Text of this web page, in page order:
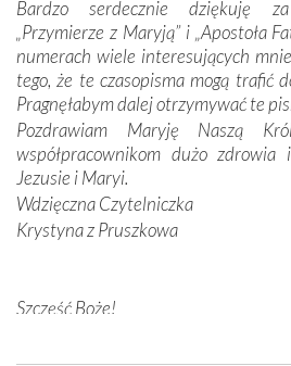
nieszczęściem i śmiercią. Te
przychodziły na myśl, gdy
przewodników o portugalskich
zwycięskich bitwach i
kochanków.
Byli tym razem pośród
każdego spośród żyjących
liczył sobie 13 lat, zaś senior,
Całe życie marzyłem, by tu
Nasza pielgrzymka nie byłaby tak
Oprócz zapewnienia nam
Bardzo serdecznie dziękuję
„Przymierze z Maryją” i „Apostoła
numerach wiele interesujących
tego, że te czasopisma mogą trafić
Pragnęłabym dalej otrzymywać te
Pozdrawiam Maryję Naszą
współpracownikom dużo
Jezusie i Maryi.
Wdzięczna Czytelniczka
Krystyna z Pruszkowa
Szczęść Boże!
to pismo, które bardzo sobie